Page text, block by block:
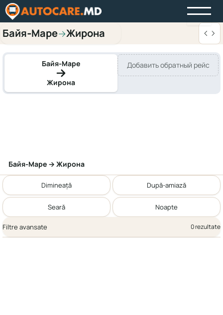
Байя‑Маре→Жирона
Байя‑Маре
Жирона
Добавить обратный рейс
Байя‑Маре → Жирона
Dimineață După-amiază
Seară Noapte
Filtre avansate 0 rezultate